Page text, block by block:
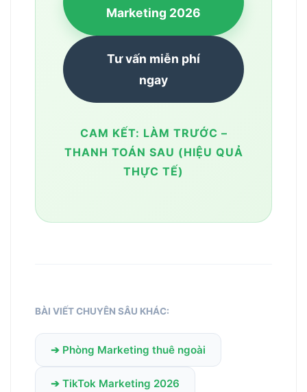
Marketing 2026
Tư vấn miễn phí
ngay
CAM KẾT: LÀM TRƯỚC –
THANH TOÁN SAU (HIỆU QUẢ
THỰC TẾ)
BÀI VIẾT CHUYÊN SÂU KHÁC:
➔ Phòng Marketing thuê ngoài
➔ TikTok Marketing 2026